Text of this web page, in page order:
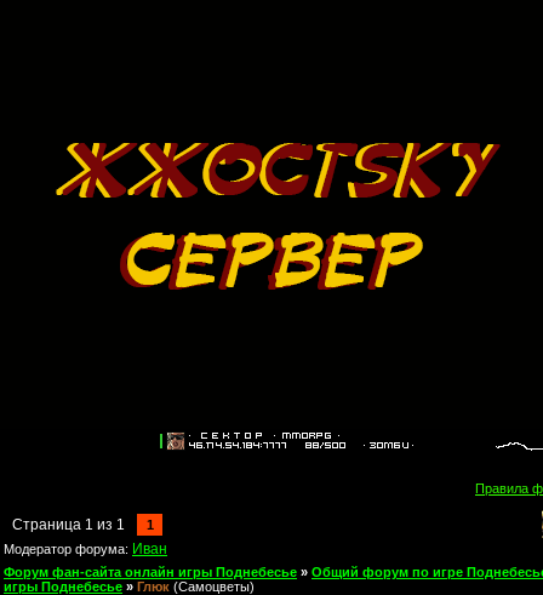
Правила
Страница 1 из 1
1
Модератор форума: Иван
Форум фан-сайта онлайн игры Поднебесье » Общий форум по игре
игры Поднебесье » Глюк (Самоцветы)